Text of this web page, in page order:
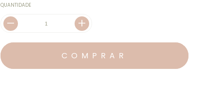
QUANTIDADE